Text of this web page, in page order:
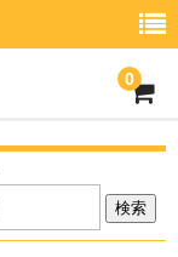
0
検索